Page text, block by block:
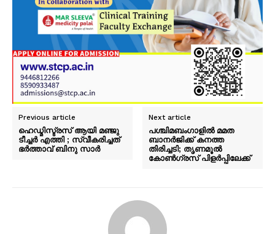
Previous article
ഹെഡ്മിസ്ട്രസ് ആയി മഞ്ജു
ടീച്ചർ എത്തി ; സ്വീകരിച്ചത്
ഭർത്താവ് ബിനു സാർ
Next article
പശ്ചിമബംഗാളിൽ മമത
ബാനർജിക്ക് കനത്ത
തിരിച്ചടി; തൃണമൂൽ
കോൺഗ്രസ് പിളർപ്പിലേക്ക്